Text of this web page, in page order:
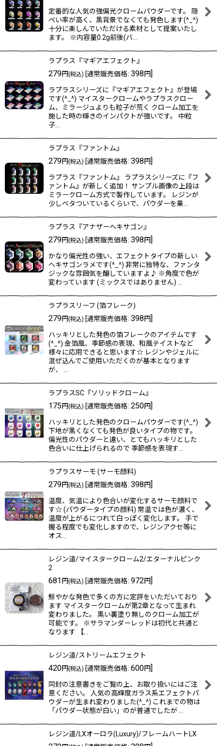
定番的な人気の強偏光クロームパウダーです。 隠
ぺい率が高く、黒背景でなくても発色します(^_^)
十分に楽しんでいただける素材として提案いたし
ます。 ※内容量0.2g前後(バ…
ラプラス『マギアエフェクト』
279円(税込) [通常販売価格: 398円]
ラプラスシリーズに『マギアエフェクト』が登場
です(^_^) マイスタークロームやラプラスクロー
ム、ミラージュよりも粒子が荒く クローム加工を
施した時の輝きのインパクトが強いです。 中粒
子…
ラプラス『ファントム』
279円(税込) [通常販売価格: 398円]
ラプラス『ファントム』 ラプラスシリーズに『フ
ァントム』が新しく追加！ サンプル画像の上段は
ミラークローム方式で製作しています。 レジンが
少しベタついているくらいで、パウダーを乗…
ラプラス『アナザーヘキサゴン』
279円(税込) [通常販売価格: 398円]
かなり偏光性の強い、エフェクトタイプの新しい
ヘキサゴンラメです(^_^) 非常に独特な、ファンタ
ジックな雰囲気を醸していますよ♪ ※角度で色が
変わっています (ミックスではありません) …
ラプラスリーフ (箔フレーク)
279円(税込) [通常販売価格: 398円]
ハッキリとした発色の箔フレークのアイテムです
(^_^) 金箔風、季節感の表現、和風テイストなど
様々に応用できると思います☆ レジンやジェルに
混ぜ込んでご使用いただくのが基本となります
が、 …
ラプラスSC『ソリッドクローム』
175円(税込) [通常販売価格: 250円]
ハッキリとした発色のクロームパウダーです(^_^)
下地が黒くなくても発色が良いタイプの物です。
偏光性のパウダーと違い、とてもハッキリとした
色合いに仕上げられるので 季節感を表現す…
ラプラスサーモ (サーモ顔料)
279円(税込) [通常販売価格: 398円]
温度、気温により色合いが変化するサーモ顔料で
す☆ (パウダータイプの顔料) 常温では色が濃く、
温度が上がるにつれて白っぽく変化します。 手で
握る程度でも変化しますので、レジンアクセ等に
オス…
レジン道/マイスタークローム2/エターナルピンク
2
681 円(税込) [通常販売価格: 972円]
鮮やかな発色で多くの方に定評をいただいており
ます マイスタークロームが第2章となって生まれ
変わりました。 黒い裏塗り無しのクローム加工が
可能です。 ※サラマンダーレッドは初代と共通と
なります 【…
レジン道/ストリームエフェクト
420円(税込) [通常販売価格: 600円]
同封の注意書きをご覧の上、お取り扱いにはご注
意ください。 人気の高輝度ガラス系エフェクトパ
ウダーが生まれ変わりました(^_^) これまでの物は
「パウダー状態が白い」のが普通でしたが …
レジン道/LXオーロラ(Luxury)/フレームハートLX